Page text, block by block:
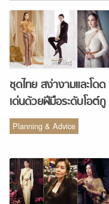
ชุดไทย สง่างามและโดด
เด่นด้วยฝีมือระดับโอต์กู
ตูร์ จากห้องเสื้อ Vanus
Couture
Planning & Advice